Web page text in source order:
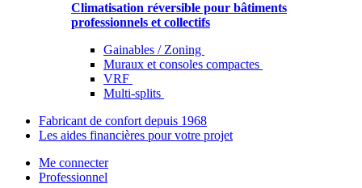
Climatisation réversible pour bâtiments
professionnels et collectifs
Gainables / Zoning
Muraux et consoles compactes
VRF
Multi-splits
Fabricant de confort depuis 1968
Les aides financières pour votre projet
Me connecter
Professionnel